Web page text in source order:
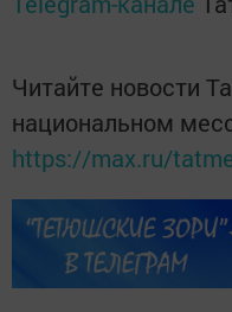
Читайте новости
национальном
https://max.ru/